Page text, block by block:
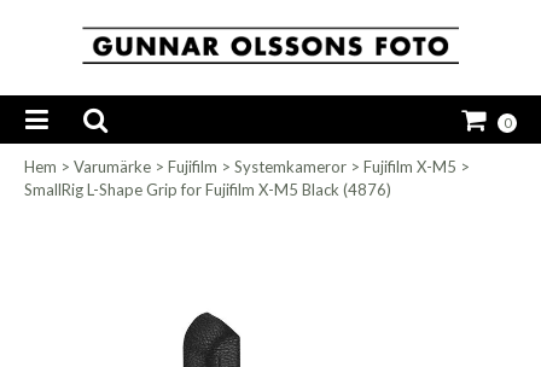
0
Hem > Varumärke > Fujifilm > Systemkameror > Fujifilm X-M5 >
SmallRig L-Shape Grip for Fujifilm X-M5 Black (4876)